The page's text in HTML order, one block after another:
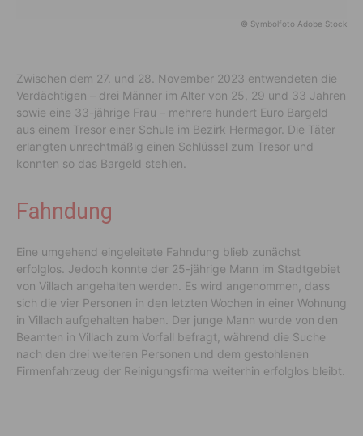
© Symbolfoto Adobe Stock
Zwischen dem 27. und 28. November 2023 entwendeten die
Verdächtigen – drei Männer im Alter von 25, 29 und 33 Jahren
sowie eine 33-jährige Frau – mehrere hundert Euro Bargeld
aus einem Tresor einer Schule im Bezirk Hermagor. Die Täter
erlangten unrechtmäßig einen Schlüssel zum Tresor und
konnten so das Bargeld stehlen.
Fahndung
Eine umgehend eingeleitete Fahndung blieb zunächst
erfolglos. Jedoch konnte der 25-jährige Mann im Stadtgebiet
von Villach angehalten werden. Es wird angenommen, dass
sich die vier Personen in den letzten Wochen in einer Wohnung
in Villach aufgehalten haben. Der junge Mann wurde von den
Beamten in Villach zum Vorfall befragt, während die Suche
nach den drei weiteren Personen und dem gestohlenen
Firmenfahrzeug der Reinigungsfirma weiterhin erfolglos bleibt.